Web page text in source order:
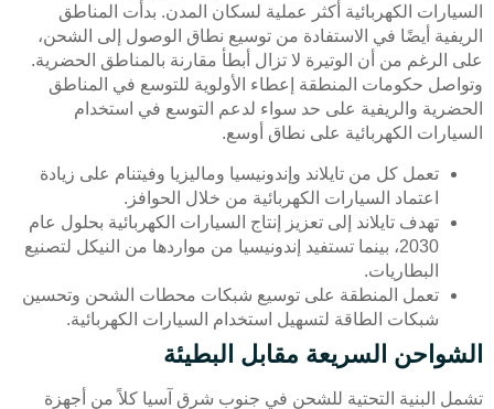
السيارات الكهربائية أكثر عملية لسكان المدن. بدأت المناطق
الريفية أيضًا في الاستفادة من توسيع نطاق الوصول إلى الشحن،
على الرغم من أن الوتيرة لا تزال أبطأ مقارنة بالمناطق الحضرية.
وتواصل حكومات المنطقة إعطاء الأولوية للتوسع في المناطق
الحضرية والريفية على حد سواء لدعم التوسع في استخدام
السيارات الكهربائية على نطاق أوسع.
تعمل كل من تايلاند وإندونيسيا وماليزيا وفيتنام على زيادة
اعتماد السيارات الكهربائية من خلال الحوافز.
تهدف تايلاند إلى تعزيز إنتاج السيارات الكهربائية بحلول عام
2030، بينما تستفيد إندونيسيا من مواردها من النيكل لتصنيع
البطاريات.
تعمل المنطقة على توسيع شبكات محطات الشحن وتحسين
شبكات الطاقة لتسهيل استخدام السيارات الكهربائية.
الشواحن السريعة مقابل البطيئة
تشمل البنية التحتية للشحن في جنوب شرق آسيا كلاً من أجهزة